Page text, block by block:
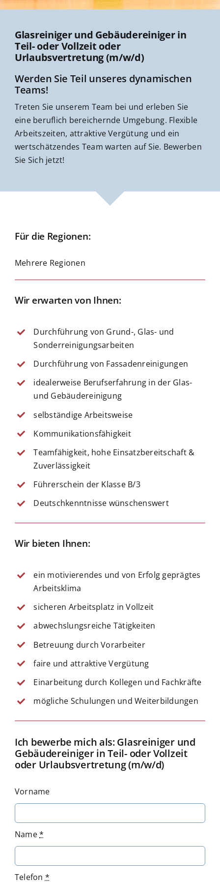
Glasreiniger und Gebäudereiniger in
Teil- oder Vollzeit oder
Urlaubsvertretung (m/w/d)
Werden Sie Teil unseres dynamischen
Teams!
Treten Sie unserem Team bei und erleben Sie
eine beruflich bereichernde Umgebung. Flexible
Arbeitszeiten, attraktive Vergütung und ein
wertschätzendes Team warten auf Sie. Bewerben
Sie Sich jetzt!
Für die Regionen:
Mehrere Regionen
Wir erwarten von Ihnen:
Durchführung von Grund-, Glas- und
Sonderreinigungsarbeiten
Durchführung von Fassadenreinigungen
idealerweise Berufserfahrung in der Glas-
und Gebäudereinigung
selbständige Arbeitsweise
Kommunikationsfähigkeit
Teamfähigkeit, hohe Einsatzbereitschaft &
Zuverlässigkeit
Führerschein der Klasse B/3
Deutschkenntnisse wünschenswert
Wir bieten Ihnen:
ein motivierendes und von Erfolg geprägtes
Arbeitsklima
sicheren Arbeitsplatz in Vollzeit
abwechslungsreiche Tätigkeiten
Betreuung durch Vorarbeiter
faire und attraktive Vergütung
Einarbeitung durch Kollegen und Fachkräfte
mögliche Schulungen und Weiterbildungen
Ich bewerbe mich als: Glasreiniger und
Gebäudereiniger in Teil- oder Vollzeit
oder Urlaubsvertretung (m/w/d)
Vorname
Name*
Telefon*